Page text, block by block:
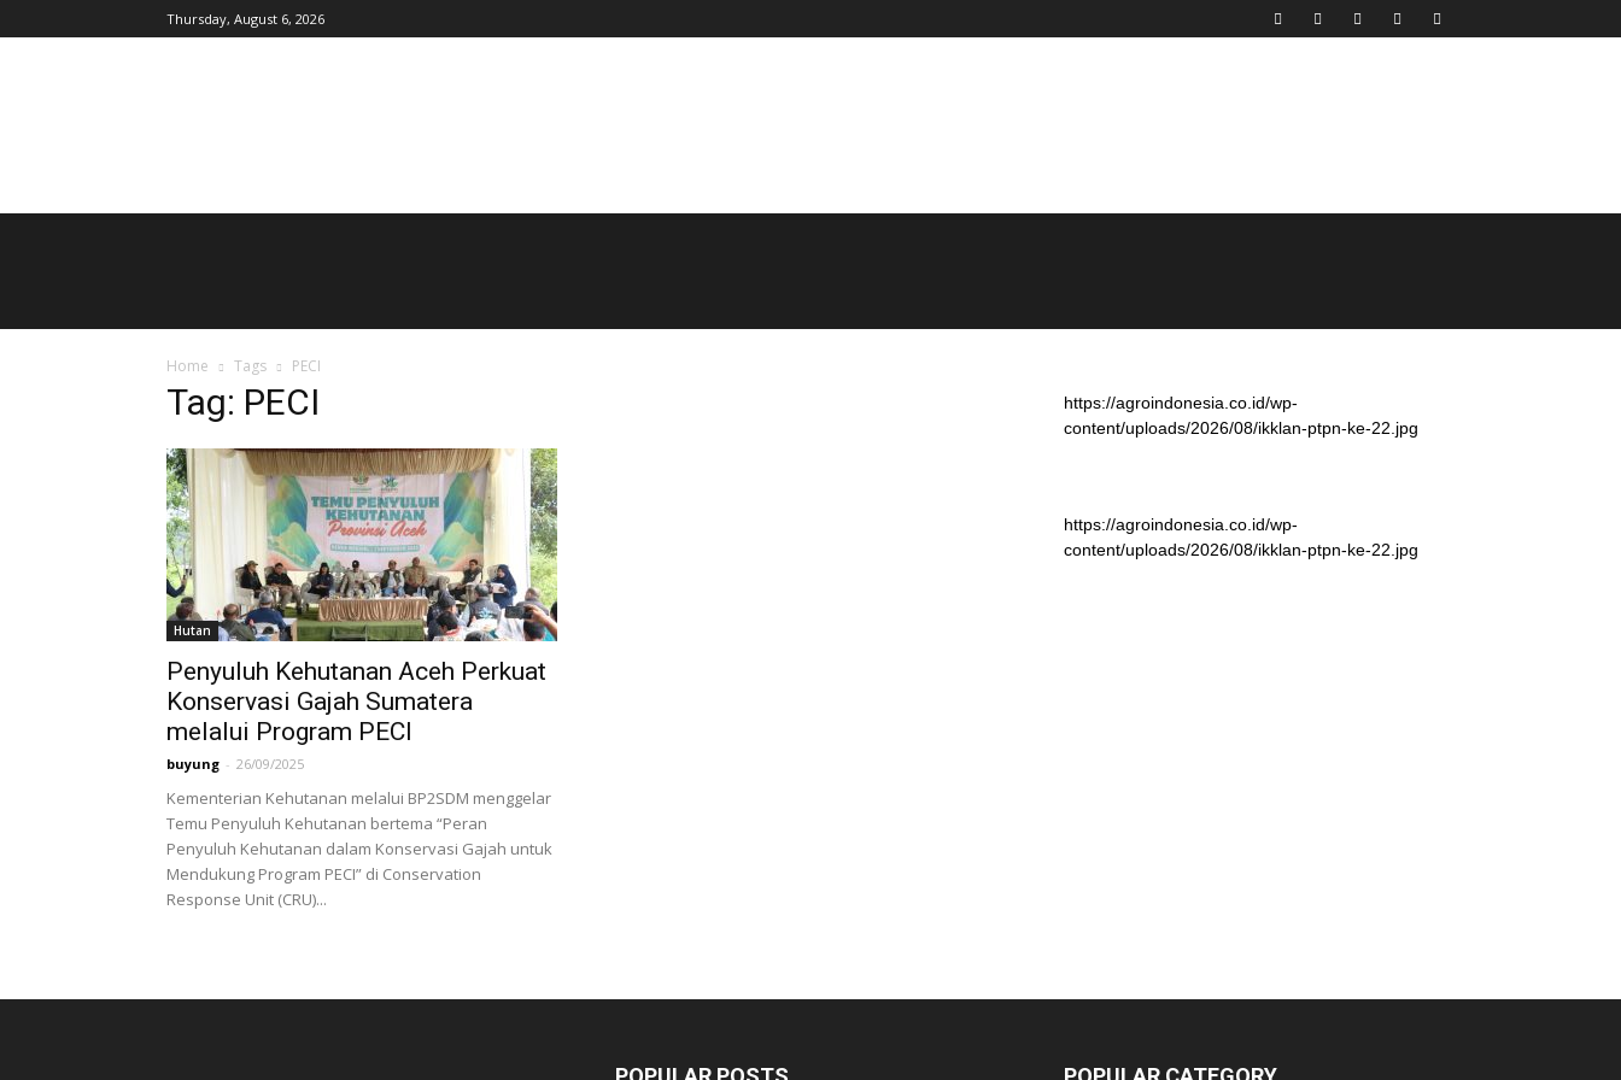
Thursday, August 6, 2026
Home Tags PECI
Tag: PECI
Hutan
Penyuluh Kehutanan Aceh Perkuat
Konservasi Gajah Sumatera
melalui Program PECI
buyung - 26/09/2025
Kementerian Kehutanan melalui BP2SDM menggelar
Temu Penyuluh Kehutanan bertema “Peran
Penyuluh Kehutanan dalam Konservasi Gajah untuk
Mendukung Program PECI” di Conservation
Response Unit (CRU)...
https://agroindonesia.co.id/wp-
content/uploads/2026/08/ikklan-ptpn-ke-22.jpg
https://agroindonesia.co.id/wp-
content/uploads/2026/08/ikklan-ptpn-ke-22.jpg